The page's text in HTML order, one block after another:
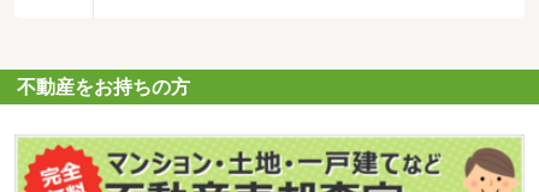
不動産をお持ちの方